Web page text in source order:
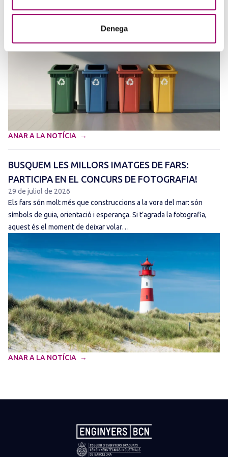
Denega
ANAR A LA NOTÍCIA
BUSQUEM LES MILLORS IMATGES DE FARS:
PARTICIPA EN EL CONCURS DE FOTOGRAFIA!
29 de juliol de 2026
Els fars són molt més que construccions a la vora del mar: són
símbols de guia, orientació i esperança. Si t’agrada la fotografia,
aquest és el moment de deixar volar…
ANAR A LA NOTÍCIA